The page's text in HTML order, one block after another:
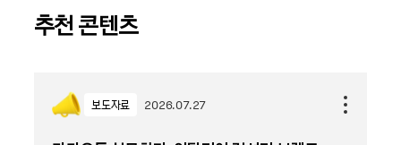
추천 콘텐츠
보도자료 2026.07.27